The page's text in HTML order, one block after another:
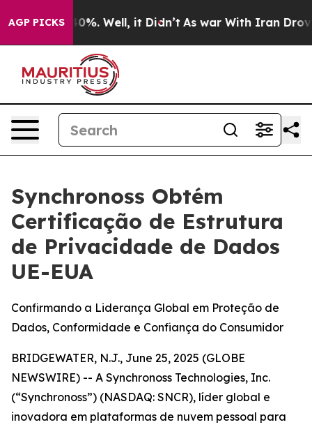
AGP PICKS40%. Well, it Didn’t As war With Iran Drove oil
Synchronoss Obtém
Certificação de Estrutura
de Privacidade de Dados
UE-EUA
Confirmando a Liderança Global em Proteção de
Dados, Conformidade e Confiança do Consumidor
BRIDGEWATER, N.J., June 25, 2025 (GLOBE
NEWSWIRE) -- A Synchronoss Technologies, Inc.
(“Synchronoss”) (NASDAQ: SNCR), líder global e
inovadora em plataformas de nuvem pessoal para